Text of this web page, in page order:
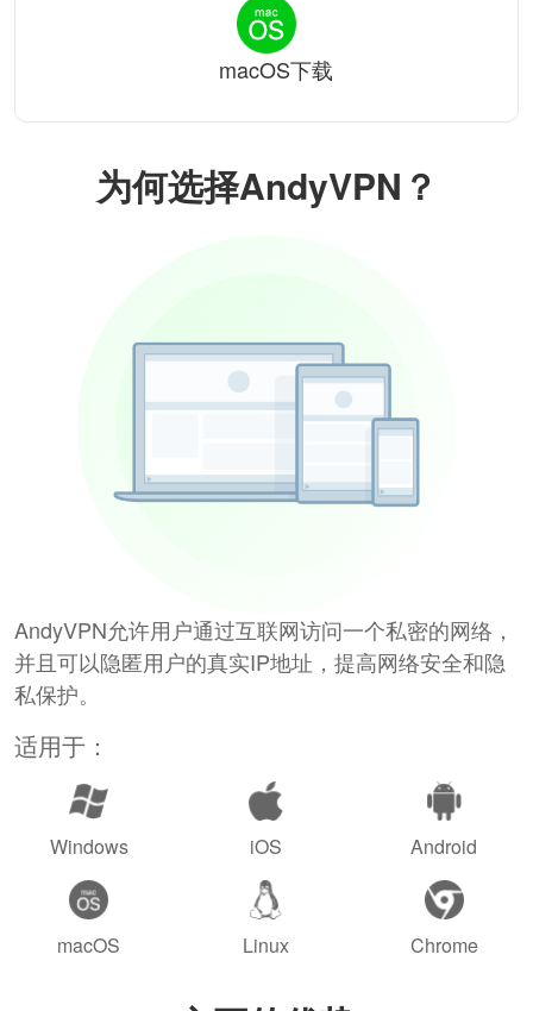
为何选择AndyVPN？
AndyVPN允许用户通过互联网访问一个私密的网络，
并且可以隐匿用户的真实IP地址，提高网络安全和隐
私保护。
适用于：
Windows iOS Android
macOS Linux Chrome
macOS下载